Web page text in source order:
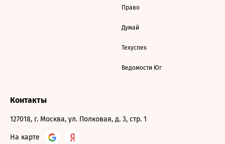
Право
Думай
Техуспех
Ведомости Юг
Контакты
127018, г. Москва, ул. Полковая, д. 3, стр. 1
На карте